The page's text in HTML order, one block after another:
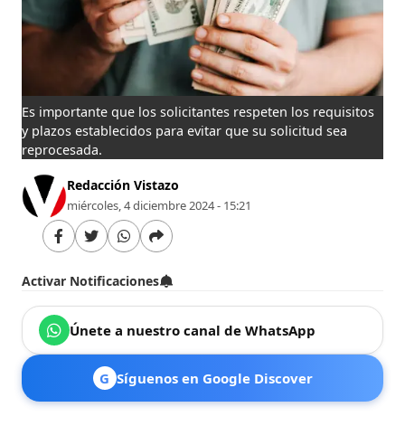
Es importante que los solicitantes respeten los requisitos
y plazos establecidos para evitar que su solicitud sea
reprocesada.
Redacción Vistazo
miércoles, 4 diciembre 2024 - 15:21
Activar Notificaciones
Únete a nuestro canal de WhatsApp
G Síguenos en Google Discover